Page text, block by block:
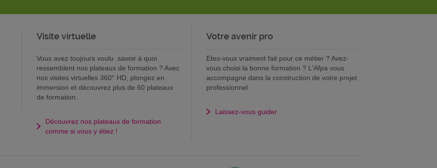
Visite virtuelle
Vous avez toujours voulu savoir à quoi
ressemblent nos plateaux de formation ? Avec
nos visites virtuelles 360° HD, plongez en
immersion et découvrez plus de 60 plateaux
de formation.
Découvrez nos plateaux de formation
comme si vous y étiez !
Votre avenir pro
Etes-vous vraiment fait pour ce métier ? Avez-
vous choisi la bonne formation ? L'Afpa vous
accompagne dans la construction de votre projet
professionnel
Laissez-vous guider